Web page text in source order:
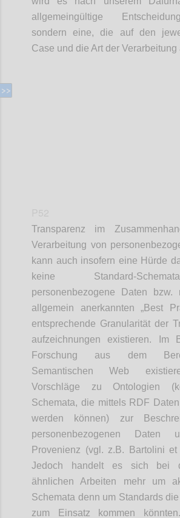
allgemeingültige
sondern eine, die auf den
Case und die Art der Verarbeitung
Transparenz im
Verarbeitung von
kann auch insofern eine Hürde
keine Standard-
personenbezogene Daten bzw.
allgemein anerkannten „Best
entsprechende Granularität der
aufzeichnungen existieren. Im
Forschung aus dem
Semantischen Web
Vorschläge zu Ontologien
Schemata, die mittels RDF
werden können) zur
personenbezogenen Daten
Provenienz (vgl. z.B. Bartolini et
Jedoch handelt es sich bei
ähnlichen Arbeiten mehr um
Schemata denn um Standards
zum Einsatz kommen